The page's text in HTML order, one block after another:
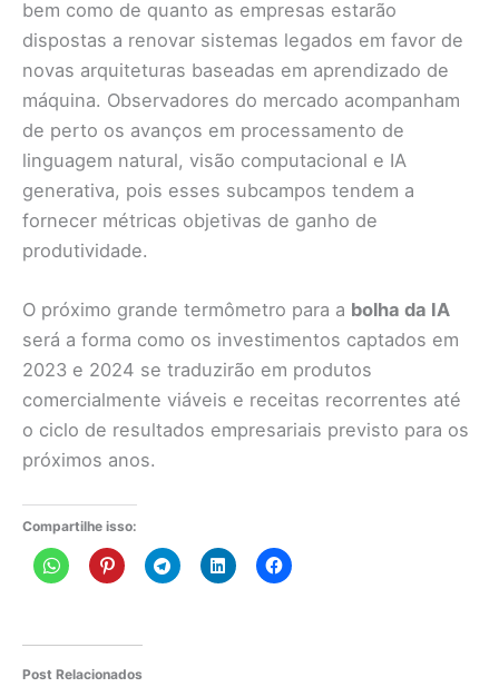
bem como de quanto as empresas estarão
dispostas a renovar sistemas legados em favor de
novas arquiteturas baseadas em aprendizado de
máquina. Observadores do mercado acompanham
de perto os avanços em processamento de
linguagem natural, visão computacional e IA
generativa, pois esses subcampos tendem a
fornecer métricas objetivas de ganho de
produtividade.
O próximo grande termômetro para a bolha da IA
será a forma como os investimentos captados em
2023 e 2024 se traduzirão em produtos
comercialmente viáveis e receitas recorrentes até
o ciclo de resultados empresariais previsto para os
próximos anos.
Compartilhe isso:
Post Relacionados